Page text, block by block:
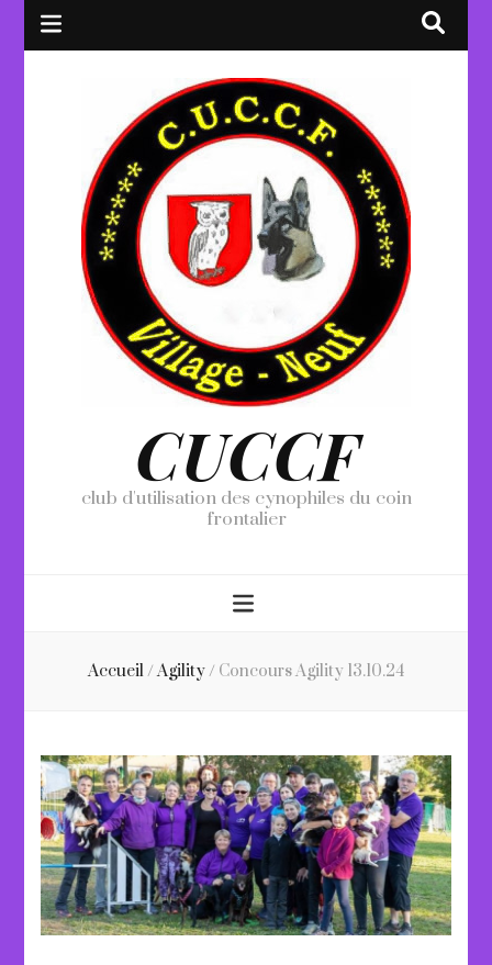
CUCCF
club d'utilisation des cynophiles du coin
frontalier
Accueil/ Agility/ Concours Agility 13.10.24